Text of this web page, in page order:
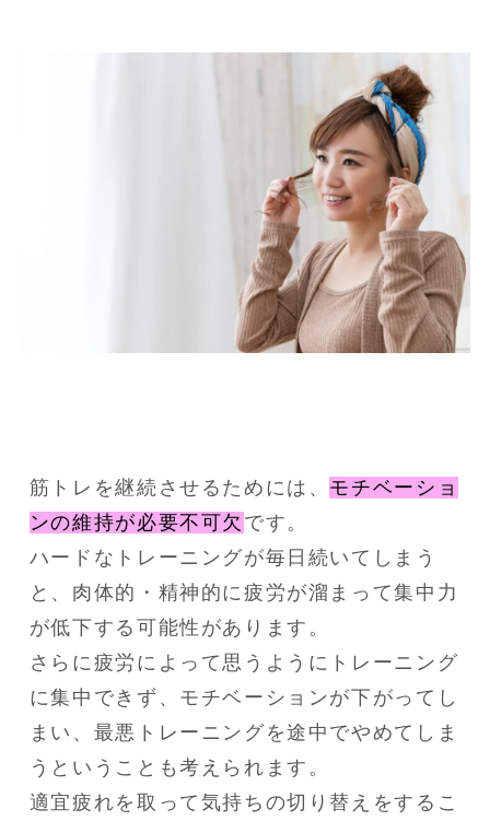
筋トレを継続させるためには、 モチベーショ
ンの維持が必要不可欠 です。
ハードなトレーニングが毎日続いてしまう
と、肉体的・精神的に疲労が溜まって集中力
が低下する可能性があります。
さらに疲労によって思うようにトレーニング
に集中できず、モチベーションが下がってし
まい、最悪トレーニングを途中でやめてしま
うということも考えられます。
適宜疲れを取って気持ちの切り替えをするこ